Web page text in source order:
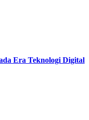
Era Teknologi Digital